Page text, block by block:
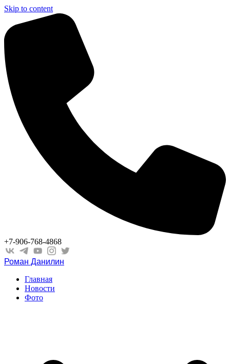
Skip to content
+7-906-768-4868
Роман Данилин
Главная
Новости
Фото